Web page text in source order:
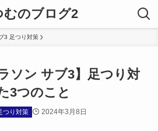
むのブログ2
3 足つり対策
ソン サブ3】足つり対
3つのこと
つり対策 2024年3月8日